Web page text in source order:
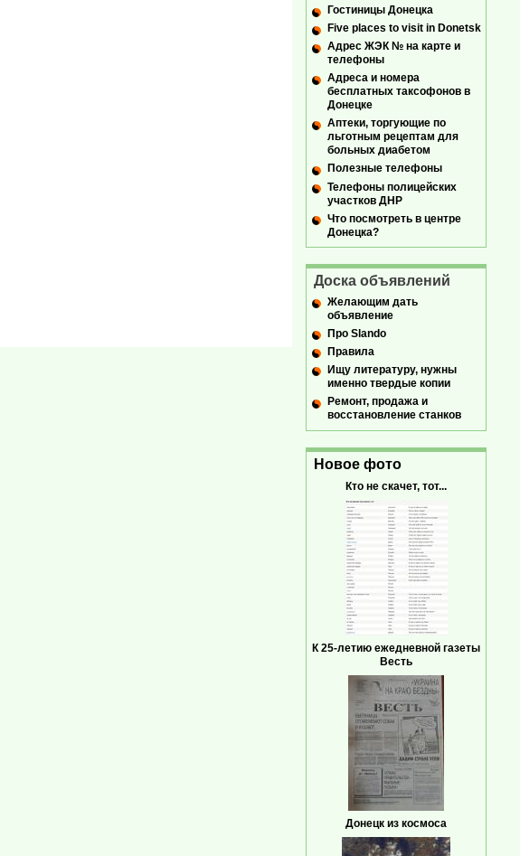
Гостиницы Донецка
Five places to visit in Donetsk
Адрес ЖЭК № на карте и
телефоны
Адреса и номера
бесплатных таксофонов в
Донецке
Аптеки, торгующие по
льготным рецептам для
больных диабетом
Полезные телефоны
Телефоны полицейских
участков ДНР
Что посмотреть в центре
Донецка?
Доска объявлений
Желающим дать
объявление
Про Slando
Правила
Ищу литературу, нужны
именно твердые копии
Ремонт, продажа и
восстановление станков
Новое фото
Кто не скачет, тот...
К 25-летию ежедневной газеты
Весть
Донецк из космоса